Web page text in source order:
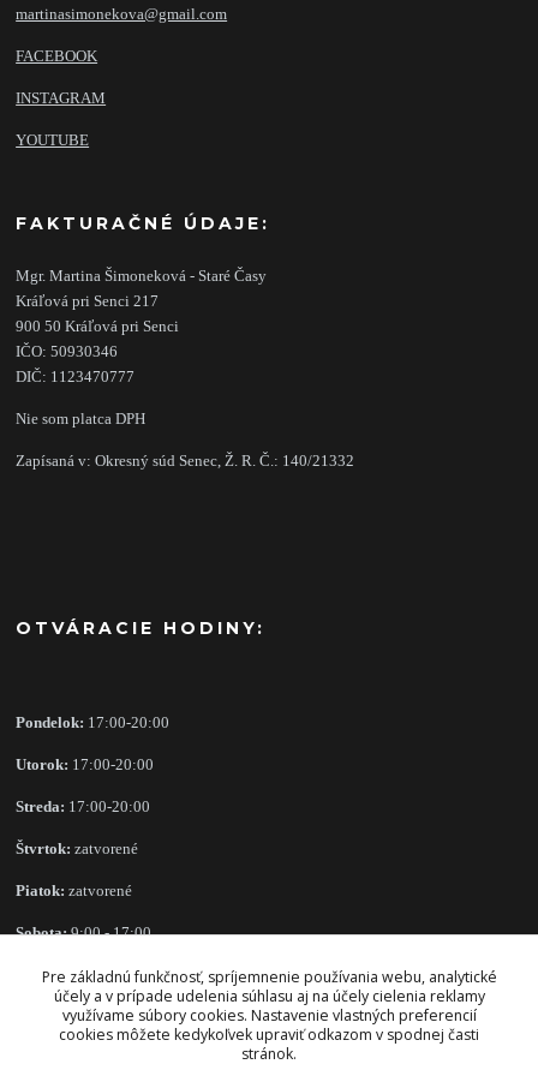
martinasimonekova@gmail.com
FACEBOOK
INSTAGRAM
YOUTUBE
FAKTURAČNÉ ÚDAJE:
Mgr. Martina Šimoneková - Staré Časy
Kráľová pri Senci 217
900 50 Kráľová pri Senci
IČO: 50930346
DIČ: 1123470777
Nie som platca DPH
Zapísaná v: Okresný súd Senec, Ž. R. Č.: 140/21332
OTVÁRACIE HODINY:
Pondelok: 17:00-20:00
Utorok: 17:00-20:00
Streda: 17:00-20:00
Štvrtok: zatvorené
Piatok: zatvorené
Sobota:9:00 - 17:00
Nedeľa: zatvorené
Pre základnú funkčnosť, spríjemnenie používania webu, analytické
účely a v prípade udelenia súhlasu aj na účely cielenia reklamy
využívame súbory cookies. Nastavenie vlastných preferencií
cookies môžete kedykoľvek upraviť odkazom v spodnej časti
stránok.